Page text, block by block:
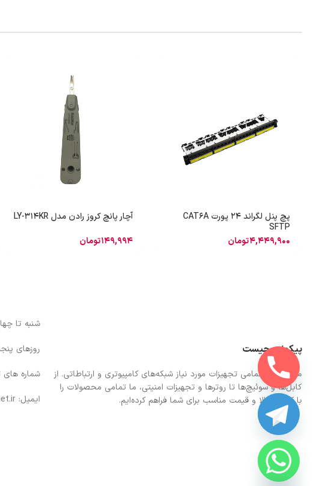
پچ پنل لگراند 24 پورت CAT6A
SFTP
4,449,900تومان
آچار پانچ کروز رادن مدل LY-314KR
149,994تومان
پیکونت چیست
ما در اینجا تمامی تجهیزات مورد نیاز شبکه‌های کامپیوتری و ارتباطاتی. از
کابل‌ها و سوئیچ‌ها تا روترها و تجهیزات امنیتی، ما تمامی محصولات را
با کیفیت بالا و قیمت مناسب برای شما فراهم کرده‌ایم.
شنبه تا
روزهای
شماره های تماس:
ایمیل: info@pikonet.ir
HIDE
CHATY